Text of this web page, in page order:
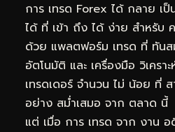
การ เทรด Forex ได้ กลาย เ
ได้ ที่ เข้า ถึง ได้ ง่าย สำหรับ
ด้วย แพลตฟอร์ม เทรด ที่ ทันส
อัตโนมัติ และ เครื่องมือ วิเคร
เทรดเดอร์ จำนวน ไม่ น้อย ที่
อย่าง สม่ำเสมอ จาก ตลาด นี้
แต่ เมื่อ การ เทรด จาก งาน อ